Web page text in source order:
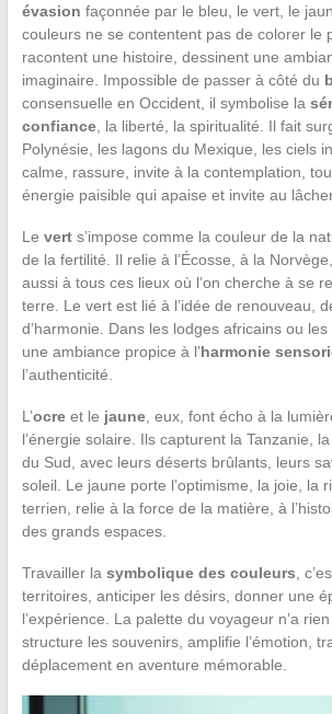
évasion façonnée par le bleu, le vert, le
couleurs ne se contentent pas de colorer le
racontent une histoire, dessinent une
imaginaire. Impossible de passer à côté du
consensuelle en Occident, il symbolise la
confiance, la liberté, la spiritualité. Il fait
Polynésie, les lagons du Mexique, les ciels
calme, rassure, invite à la contemplation,
énergie paisible qui apaise et invite au
Le verts’impose comme la couleur de la
de la fertilité. Il relie à l’Écosse, à la
aussi à tous ces lieux où l’on cherche à se
terre. Le vert est lié à l’idée de renouveau,
d’harmonie. Dans les lodges africains ou
une ambiance propice à l’harmonie
l’authenticité.
L’ocreet le jaune, eux, font écho à la
l’énergie solaire. Ils capturent la Tanzanie,
du Sud, avec leurs déserts brûlants, leurs
soleil. Le jaune porte l’optimisme, la joie, la
terrien, relie à la force de la matière, à
des grands espaces.
Travailler la symbolique des couleurs ,
territoires, anticiper les désirs, donner une
l’expérience. La palette du voyageur n’a
structure les souvenirs, amplifie l’émotion,
déplacement en aventure mémorable.